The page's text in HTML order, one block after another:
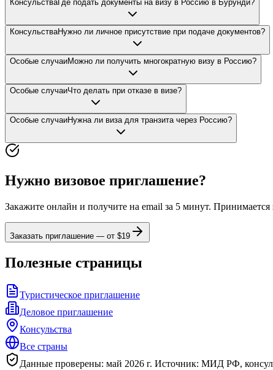
КонсульстваГде подать документы на визу в Россию в Бурунди?
КонсульстваНужно ли личное присутствие при подаче документов?
Особые случаиМожно ли получить многократную визу в Россию?
Особые случаиЧто делать при отказе в визе?
Особые случаиНужна ли виза для транзита через Россию?
Нужно визовое приглашение?
Закажите онлайн и получите на email за 5 минут.
Заказать приглашение — от $19
Полезные страницы
Туристическое приглашение
Деловое приглашение
Консульства
Все страны
Данные проверены: май 2026 г. Источник: МИД РФ,